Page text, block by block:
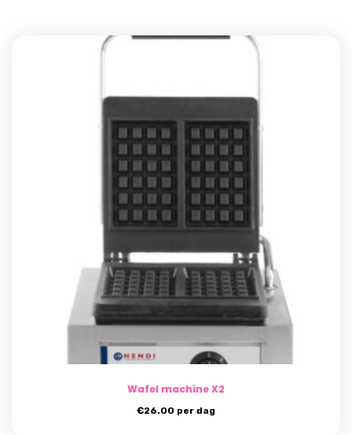
Wafel machine X2
€26.00 per dag